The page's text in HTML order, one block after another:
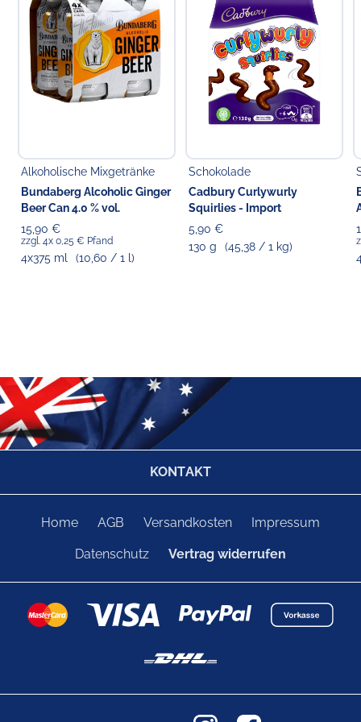
Alkoholische Mixgetränke
Bundaberg Alcoholic Ginger
Beer Can 4.0 % vol.
15,90 €
zzgl. 4x 0,25 € Pfand
4x375 ml (10,60 / 1 l)
Schokolade
Cadbury Curlywurly
Squirlies - Import
5,90 €
130 g
(45,38 / 1 kg)
KONTAKT
Home AGB Versandkosten Impressum
Datenschutz Vertrag widerrufen